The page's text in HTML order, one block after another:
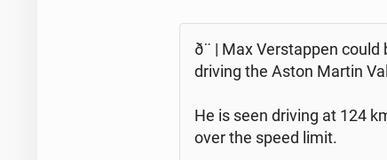
ð¨ | Max Ver­stap­pen
driving the Aston Martin
He is seen driving at 124
over the speed limit.